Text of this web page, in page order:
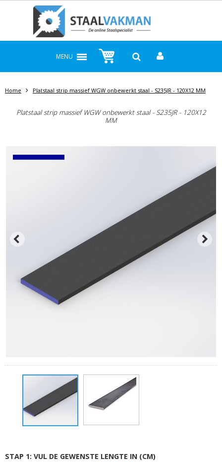
MENU
Home Platstaal strip massief WGW onbewerkt staal - S235JR - 120X12 MM
Platstaal strip massief WGW onbewerkt staal - S235JR - 120X12
MM
STAP 1: VUL DE GEWENSTE LENGTE IN (CM)